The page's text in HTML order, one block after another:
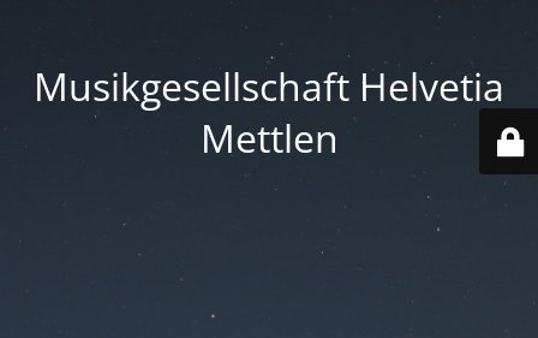
Musikgesellschaft Helvetia
Mettlen